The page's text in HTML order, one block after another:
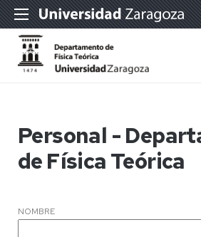
Personal -
de Física Teórica
NOMBRE